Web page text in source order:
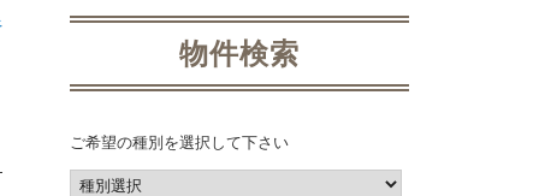
物件検索
ご希望の種別を選択して下さい